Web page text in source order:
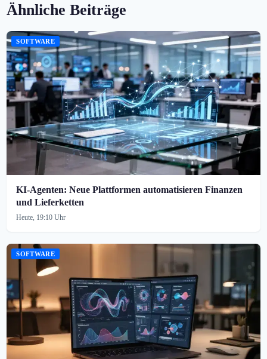
Ähnliche Beiträge
SOFTWARE
KI-Agenten: Neue Plattformen automatisieren Finanzen
und Lieferketten
Heute, 19:10 Uhr
SOFTWARE